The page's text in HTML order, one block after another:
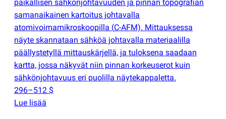
paikallisen sähkönjohtavuuden ja pinnan topografian
samanaikainen kartoitus johtavalla
atomivoimamikroskoopilla (C-AFM). Mittauksessa
näyte skannataan sähköä johtavalla materiaalilla
päällystetyllä mittauskärjellä, ja tuloksena saadaan
kartta, jossa näkyvät niin pinnan korkeuserot kuin
sähkönjohtavuus eri puolilla näytekappaletta.
296–512 $
Lue lisää